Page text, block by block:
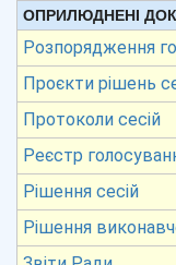
ОПРИЛЮДНЕНІ
Розпорядження
Проєкти рішень
Протоколи сесій
Реєстр
Рішення сесій
Рішення